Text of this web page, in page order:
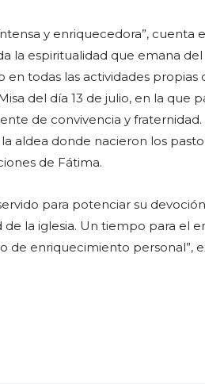
y enriquecedora”, cuenta
la espiritualidad que emana
en todas las actividades
del día 13 de julio, en la que
de convivencia y
aldea donde nacieron los
de Fátima.
para potenciar su
de la iglesia. Un tiempo para el
de enriquecimiento personal”,